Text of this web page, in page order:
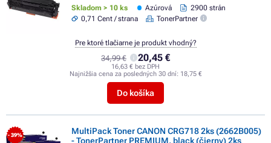
Skladom > 10 ks Azúrová
2900 strán
0,71 Cent / strana
TonerPartner
34,99 € 20,45 €
16,63 € bez DPH
Najnižšia cena za posledných 30 dní: 18,75 €
Do košíka
Pre ktoré tlačiarne je produkt vhodný?
- 39%
MultiPack Toner CANON CRG718 2ks (2662B005)
- TonerPartner PREMIUM, black (čierny) 2ks